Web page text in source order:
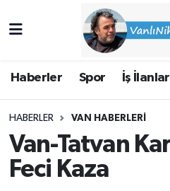
Haberler Spor İş
HABERLER VAN HABERLERI
Van-Tatvan
Feci Kaza
Van Rehberi
İpekyolu Nöbetçi
Süper Lig Puan Durumu